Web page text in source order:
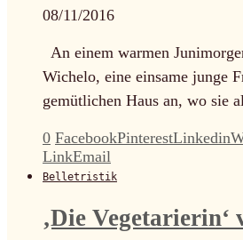
08/11/2016
An einem warmen
Wichelo, eine einsame junge
gemütlichen Haus an, wo sie
0 FacebookPinterestLinkedin
LinkEmail
Belletristik
‚Die Vegetarierin‘